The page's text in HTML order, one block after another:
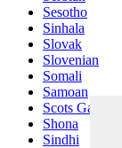
Sesotho
Sinhala
Slovak
Slovenian
Somali
Samoan
Scots Gaelic
Shona
Sindhi